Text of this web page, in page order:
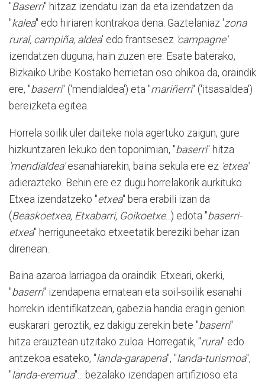
"Baserri" hitzaz izendatu izan da eta izendatzen da
"kalea" edo hiriaren kontrakoa dena. Gaztelaniaz 'zona
rural, campiña, aldea' edo frantsesez 'campagne'
izendatzen duguna, hain zuzen ere. Esate baterako,
Bizkaiko Uribe Kostako herrietan oso ohikoa da, oraindik
ere, "baserri" ('mendialdea') eta "mariñerri" ('itsasaldea')
bereizketa egitea.
Horrela soilik uler daiteke nola agertuko zaigun, gure
hizkuntzaren lekuko den toponimian, "baserri" hitza
'mendialdea'esanahiarekin, baina sekula ere ez 'etxea'
adierazteko. Behin ere ez dugu horrelakorik aurkituko.
Etxea izendatzeko "etxea" bera erabili izan da
(Beaskoetxea, Etxabarri, Goikoetxe...) edota "baserri-
etxea" herriguneetako etxeetatik bereziki behar izan
direnean.
Baina azaroa larriagoa da oraindik. Etxeari, okerki,
"baserri" izendapena ematean eta soil-soilik esanahi
horrekin identifikatzean, gabezia handia eragin genion
euskarari: geroztik, ez dakigu zerekin bete "baserri"
hitza erauztean utzitako zuloa. Horregatik, "rural" edo
antzekoa esateko, "landa-garapena", "landa-turismoa",
"landa-eremua"... bezalako izendapen artifizioso eta